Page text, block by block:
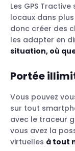
Les GPS
locaux dans
donc créer des
les adapter en
situation, où
Portée
Vous pouvez
sur tout
avec le traceur
vous avez la
virtuelles à tout